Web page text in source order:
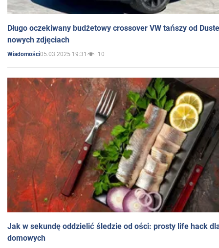
Długo oczekiwany budżetowy crossover VW tańszy od
nowych zdjęciach
Wiadomości05.03.2025 19:31 10
Jak w sekundę oddzielić śledzie od ości: prosty life hack
domowych